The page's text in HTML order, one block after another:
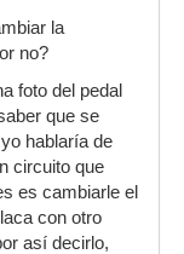
la
no?
foto del pedal
que se
hablaría de
circuito que
es cambiarle el
con otro
así decirlo,